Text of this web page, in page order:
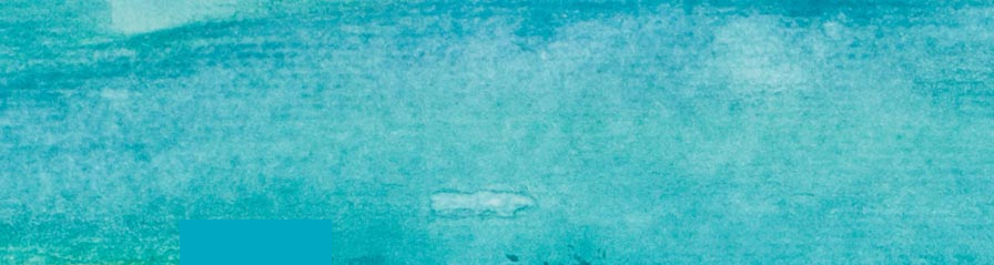
ACCUEIL CALENDRIER